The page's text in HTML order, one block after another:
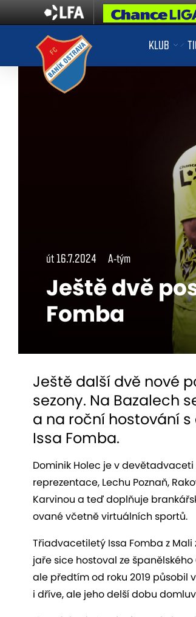
KLUB
út 16.7.2024 A-tým
Ještě dvě
Fomba
Ještě další dvě nové
sezony. Na Bazalech
a na roční hostování
Issa Fomba.
Dominik Holec je v devětadvaceti
reprezentace, Lechu Poznaň,
Karvinou a teď doplňuje
ované včetně virtuálních sportů.
Třiadvacetiletý Issa Fomba z
jaře sice hostoval ze
ale předtím od roku 2019 působil
i dříve, ale jeho delší dobu